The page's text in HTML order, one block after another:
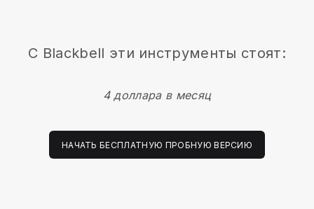
С Blackbell эти инструменты стоят:
4 доллара в месяц
НАЧАТЬ БЕСПЛАТНУЮ ПРОБНУЮ ВЕРСИЮ